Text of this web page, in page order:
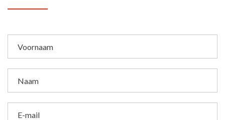
Voornaam
Naam
E-mail